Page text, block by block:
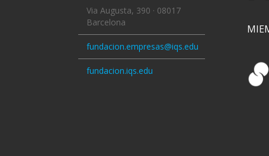
Via Augusta, 390 · 08017
Barcelona
fundacion.empresas@iqs.edu
fundacion.iqs.edu